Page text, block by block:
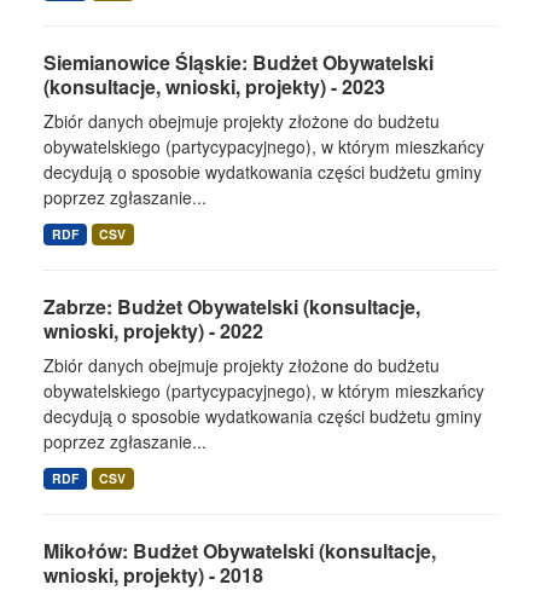
Siemianowice Śląskie: Budżet Obywatelski
(konsultacje, wnioski, projekty) - 2023
Zbiór danych obejmuje projekty złożone do budżetu
obywatelskiego (partycypacyjnego), w którym mieszkańcy
decydują o sposobie wydatkowania części budżetu gminy
poprzez zgłaszanie...
RDF CSV
Zabrze: Budżet Obywatelski (konsultacje,
wnioski, projekty) - 2022
Zbiór danych obejmuje projekty złożone do budżetu
obywatelskiego (partycypacyjnego), w którym mieszkańcy
decydują o sposobie wydatkowania części budżetu gminy
poprzez zgłaszanie...
RDF CSV
Mikołów: Budżet Obywatelski (konsultacje,
wnioski, projekty) - 2018